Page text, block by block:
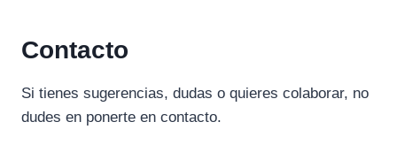
Contacto
Si tienes sugerencias, dudas o quieres colaborar, no
dudes en ponerte en contacto.